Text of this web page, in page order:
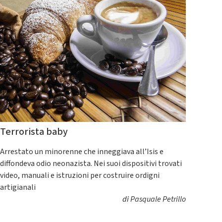
Terrorista baby
Arrestato un minorenne che inneggiava all’Isis e
diffondeva odio neonazista. Nei suoi dispositivi trovati
video, manuali e istruzioni per costruire ordigni
artigianali
diPasquale Petrillo